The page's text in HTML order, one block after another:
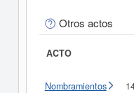
Otros actos
ACTO
Nombramientos